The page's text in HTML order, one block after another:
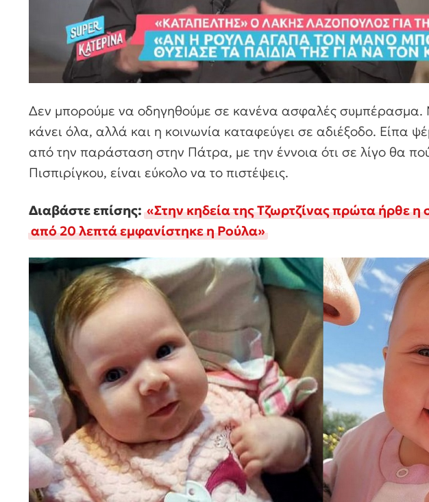
Δεν μπορούμε να οδηγηθούμε σε κανένα ασφαλές συμπέρασμα.
κάνει όλα, αλλά και η κοινωνία καταφεύγει σε αδιέξοδο. Είπα
από την παράσταση στην Πάτρα, με την έννοια ότι σε λίγο θα
Πισπιρίγκου, είναι εύκολο να το πιστέψεις.
Διαβάστε επίσης:«Στην κηδεία της Τζωρτζίνας πρώτα ήρθε η
από 20 λεπτά εμφανίστηκε η Ρούλα»